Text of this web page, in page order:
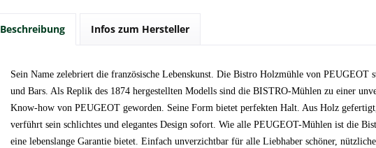
Beschreibung Infos zum Hersteller
Sein Name zelebriert die französische Lebenskunst. Die Bistro Holzmühle von PEUGEOT
und Bars. Als Replik des 1874 hergestellten Modells sind die BISTRO-Mühlen zu einer
Know-how von PEUGEOT geworden. Seine Form bietet perfekten Halt. Aus Holz
verführt sein schlichtes und elegantes Design sofort. Wie alle PEUGEOT-Mühlen ist die
eine lebenslange Garantie bietet. Einfach unverzichtbar für alle Liebhaber schöner,